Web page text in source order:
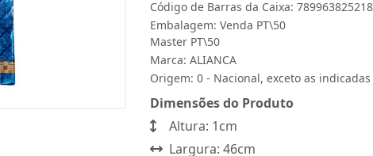
Código de Barras da Caixa:
Embalagem: Venda PT\50
Master PT\50
Marca: ALIANCA
Origem: 0 - Nacional, exceto as
Dimensões do Produto
Altura: 1cm
Largura: 46cm